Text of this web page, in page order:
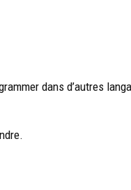
dans d’autres